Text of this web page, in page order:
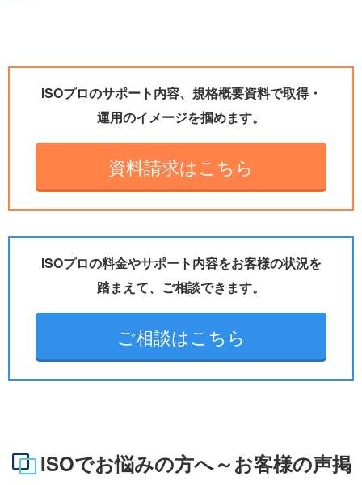
ISOプロのサポート内容、規格概要資料で取得・
運用のイメージを掴めます。
資料請求はこちら
ISOプロの料金やサポート内容をお客様の状況を
踏まえて、ご相談できます。
ご相談はこちら
ISOでお悩みの方へ～お客様の声掲